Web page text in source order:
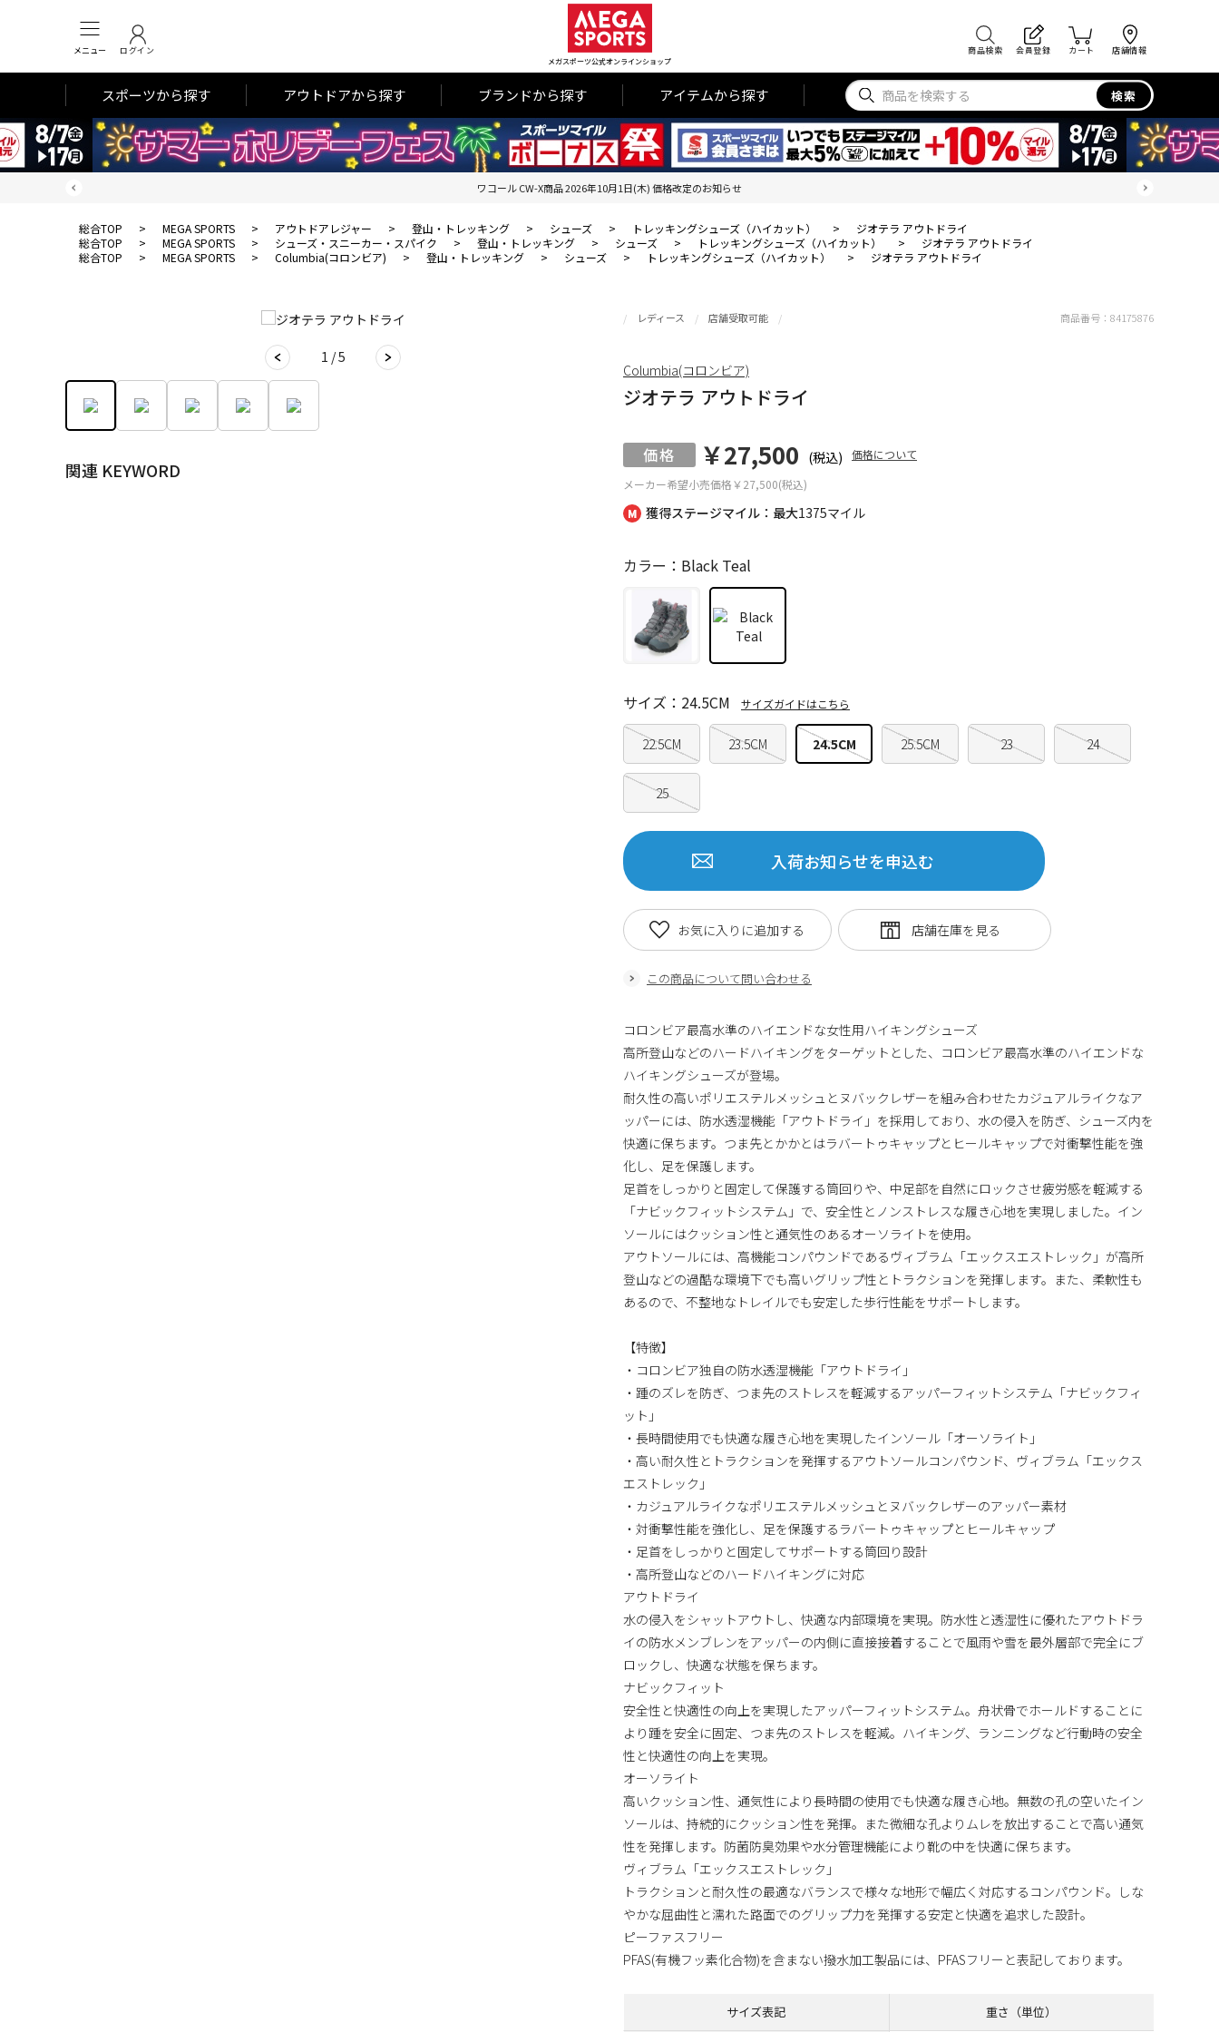
メニュー ログイン
メガスポーツ公式オンラインショップ
商品検索 会員登録 カート 店舗情報
スポーツから探す アウトドアから探す ブランドから探す アイテムから探す 検索
ワコール CW-X商品 2026年10月1日(木) 価格改定のお知らせ
総合TOP > MEGA SPORTS > アウトドアレジャー > 登山・トレッキング > シューズ > トレッキングシューズ（ハイカット） >
ジオテラ アウトドライ
総合TOP
> MEGA SPORTS > シューズ・スニーカー・スパイク > 登山・トレッキング > シューズ > トレッキングシューズ（ハイカット） >
ジオテラ アウトドライ
総合TOP
> MEGA SPORTS > Columbia(コロンビア) > 登山・トレッキング > シューズ > トレッキングシューズ（ハイカット） > ジオテラ アウトドライ
1 / 5
関連 KEYWORD
獲得ステージマイル：最大1375マイル
レディース 店舗受取可能
ジオテラ アウトドライ
メーカー希望小売価格￥27,500(税込)
￥27,500 (税込) 価格について
カラー：Black Teal
22.5CM 23.5CM 24.5CM 25.5CM 23 24
25
サイズ：24.5CM サイズガイドはこちら
入荷お知らせを申込む
この商品について問い合わせる
お気に入りに追加する
商品番号： 84175876
Columbia(コロンビア)
コロンビア最高水準のハイエンドな女性用ハイキングシューズ
高所登山などのハードハイキングをターゲットとした、コロンビア最高水準のハイエンドな
ハイキングシューズが登場。
耐久性の高いポリエステルメッシュとヌバックレザーを組み合わせたカジュアルライクなア
ッパーには、防水透湿機能「アウトドライ」を採用しており、水の侵入を防ぎ、シューズ内を
快適に保ちます。つま先とかかとはラバートゥキャップとヒールキャップで対衝撃性能を強
化し、足を保護します。
足首をしっかりと固定して保護する筒回りや、中足部を自然にロックさせ疲労感を軽減する
「ナビックフィットシステム」で、安全性とノンストレスな履き心地を実現しました。イン
ソールにはクッション性と通気性のあるオーソライトを使用。
アウトソールには、高機能コンパウンドであるヴィブラム「エックスエストレック」が高所
登山などの過酷な環境下でも高いグリップ性とトラクションを発揮します。また、柔軟性も
あるので、不整地なトレイルでも安定した歩行性能をサポートします。
【特徴】
・コロンビア独自の防水透湿機能「アウトドライ」
・踵のズレを防ぎ、つま先のストレスを軽減するアッパーフィットシステム「ナビックフィ
ット」
・長時間使用でも快適な履き心地を実現したインソール「オーソライト」
・高い耐久性とトラクションを発揮するアウトソールコンパウンド、ヴィブラム「エックス
エストレック」
・カジュアルライクなポリエステルメッシュとヌバックレザーのアッパー素材
・対衝撃性能を強化し、足を保護するラバートゥキャップとヒールキャップ
・足首をしっかりと固定してサポートする筒回り設計
・高所登山などのハードハイキングに対応
アウトドライ
水の侵入をシャットアウトし、快適な内部環境を実現。防水性と透湿性に優れたアウトドラ
イの防水メンブレンをアッパーの内側に直接接着することで風雨や雪を最外層部で完全にブ
ロックし、快適な状態を保ちます。
ナビックフィット
安全性と快適性の向上を実現したアッパーフィットシステム。舟状骨でホールドすることに
より踵を安全に固定、つま先のストレスを軽減。ハイキング、ランニングなど行動時の安全
性と快適性の向上を実現。
オーソライト
高いクッション性、通気性により長時間の使用でも快適な履き心地。無数の孔の空いたイン
ソールは、持続的にクッション性を発揮。また微細な孔よりムレを放出することで高い通気
性を発揮します。防菌防臭効果や水分管理機能により靴の中を快適に保ちます。
ヴィブラム「エックスエストレック」
トラクションと耐久性の最適なバランスで様々な地形で幅広く対応するコンパウンド。しな
やかな屈曲性と濡れた路面でのグリップ力を発揮する安定と快適を追求した設計。
ピーファスフリー
PFAS(有機フッ素化合物)を含まない撥水加工製品には、PFASフリーと表記しております。
サイズ表記 重さ（単位）